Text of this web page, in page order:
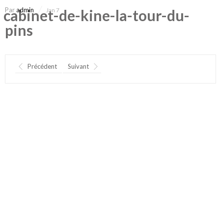
cabinet-de-kine-la-tour-du-
pins
Paradmin Jan 7
Précédent Suivant